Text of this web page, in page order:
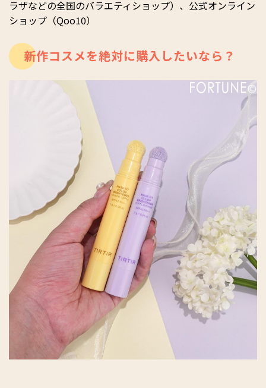
ラザなどの全国のバラエティショップ）、公式オンライン
ショップ（Qoo10）
新作コスメを絶対に購入したいなら？